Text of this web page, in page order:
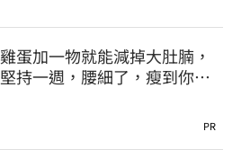
雞蛋加一物就能減掉大肚腩，
堅持一週，腰細了，瘦到你懷
PR